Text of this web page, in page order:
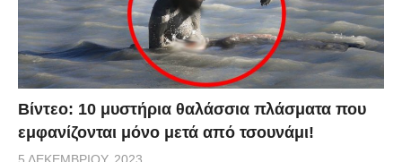
Βίντεο: 10 μυστήρια θαλάσσια πλάσματα που
εμφανίζονται μόνο μετά από τσουνάμι!
5 ΔΕΚΕΜΒΡΊΟΥ, 2023